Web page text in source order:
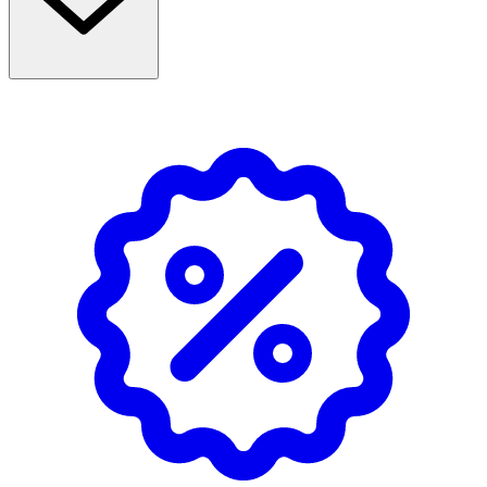
Användning & Dosering
- Rekommenderad dos för vuxna: 1 kapsel dagligen i
- Rekommenderad dagsdos ska inte överskridas.
INNEHÅLLSDEKLARATION 1 tablett
100 µg 1250
*DRI = Dagligt referensintag
Försvaras oåtkomligt för barn. Förvara torrt i
rumstemperatur och ej i direkt solljus.